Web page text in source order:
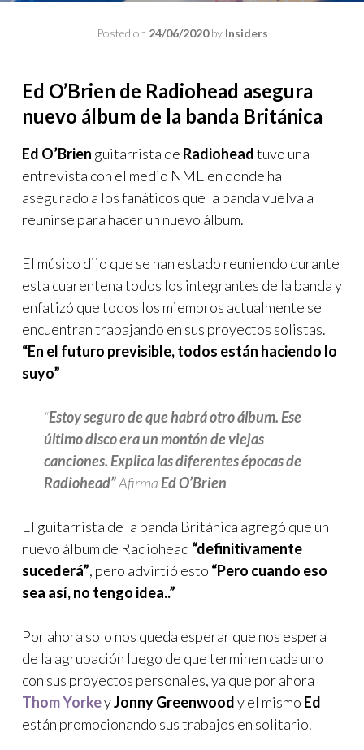
Posted on 24/06/2020by Insiders
Ed O’Brien de Radiohead asegura
nuevo álbum de la banda Británica
Ed O’Brien guitarrista de Radioheadtuvo una
entrevista con el medio NME en donde ha
asegurado a los fanáticos que la banda vuelva a
reunirse para hacer un nuevo álbum.
El músico dijo que se han estado reuniendo durante
esta cuarentena todos los integrantes de la banda y
enfatizó que todos los miembros actualmente se
encuentran trabajando en sus proyectos solistas.
“En el futuro previsible, todos están haciendo lo
suyo”
“Estoy seguro de que habrá otro álbum. Ese
último disco era un montón de viejas
canciones. Explica las diferentes épocas de
Radiohead”AfirmaEdO’Brien
El guitarrista de la banda Británica agregó que un
nuevo álbum de Radiohead “definitivamente
sucederá”, pero advirtió esto “Pero cuando eso
sea así, no tengo idea..”
Por ahora solo nos queda esperar que nos espera
de la agrupación luego de que terminen cada uno
con sus proyectos personales, ya que por ahora
Thom YorkeyJonny Greenwoody el mismo Ed
están promocionando sus trabajos en solitario.